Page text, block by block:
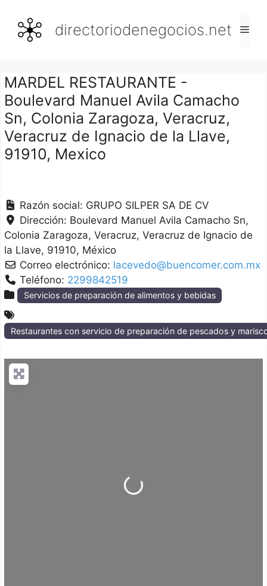
contenido
directoriodenegocios.net
MARDEL RESTAURANTE -
Boulevard Manuel Avila Camacho
Sn, Colonia Zaragoza, Veracruz,
Veracruz de Ignacio de la Llave,
91910, Mexico
Razón social: GRUPO SILPER SA DE CV
Dirección: Boulevard Manuel Avila Camacho Sn,
Colonia Zaragoza Veracruz Veracruz de Ignacio de
la Llave 91910 México
Correo electrónico: lacevedo@buencomer.com.mx
Teléfono: 2299842519
Servicios de preparación de alimentos y bebidas
Restaurantes con servicio de preparación de pescados y
Loading...